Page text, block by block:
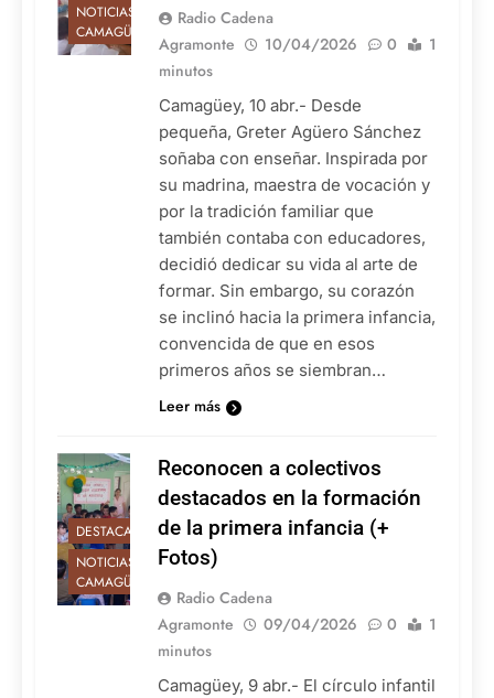
NOTICIAS DE
CAMAGÜEY
Radio Cadena
Agramonte
10/04/2026 0
1
minutos
Camagüey, 10 abr.- Desde
pequeña, Greter Agüero Sánchez
soñaba con enseñar. Inspirada por
su madrina, maestra de vocación y
por la tradición familiar que
también contaba con educadores,
decidió dedicar su vida al arte de
formar. Sin embargo, su corazón
se inclinó hacia la primera infancia,
convencida de que en esos
primeros años se siembran…
Leer más
DESTACADAS
NOTICIAS DE
CAMAGÜEY
Reconocen a colectivos
destacados en la formación
de la primera infancia (+
Fotos)
Radio Cadena
Agramonte
09/04/2026 0
1
minutos
Camagüey, 9 abr.- El círculo infantil